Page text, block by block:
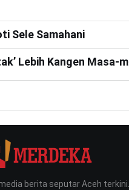
Sele Samahani
Lebih Kangen Masa-
berita seputar Aceh